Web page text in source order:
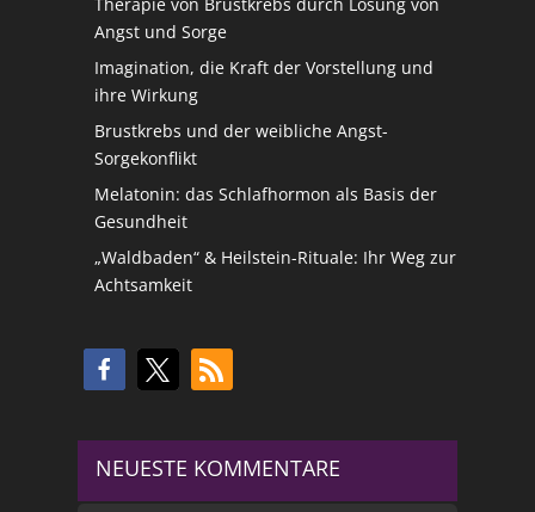
Angst und Sorge
Imagination, die Kraft der Vorstellung und
ihre Wirkung
Brustkrebs und der weibliche Angst-
Sorgekonflikt
Melatonin: das Schlafhormon als Basis der
Gesundheit
„Waldbaden“ & Heilstein-Rituale: Ihr Weg zur
Achtsamkeit
NEUESTE KOMMENTARE